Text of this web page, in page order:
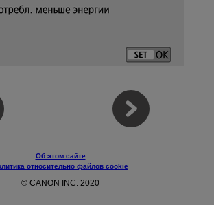
Об этом сайте
относительно файлов cookie
© CANON INC. 2020